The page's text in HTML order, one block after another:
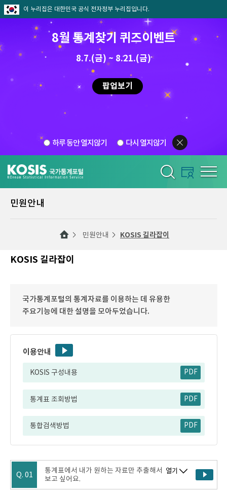
이 누리집은 대한민국 공식 전자정부 누리집입니다.
8월 통계찾기 퀴즈이벤트
8.7.(금) ~ 8.21.(금)
팝업보기
하루 동안 열지않기 다시 열지않기
민원안내
민원안내 KOSIS 길라잡이
KOSIS 길라잡이
국가통계포털의 통계자료를 이용하는 데 유용한
주요기능에 대한 설명을 모아두었습니다.
이용안내
KOSIS 구성내용 PDF
통계표 조회방법 PDF
통합검색방법 PDF
Q. 01
통계표에서 내가 원하는 자료만 추출해서
보고 싶어요.
열기